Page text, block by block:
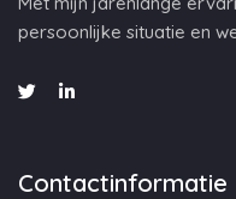
persoonlijke situatie en
Contactinformatie